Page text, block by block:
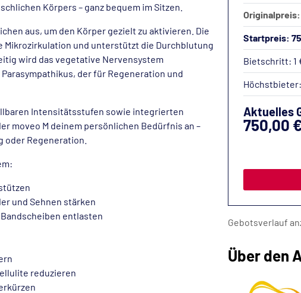
Startpreis:
Bietschritt: 1
Aktuelles
750,00
Gebotsverlauf
Über den
Körpers – ganz bequem im Sitzen.
aus, um den Körper gezielt zu aktivieren. Die
Mikrozirkulation und unterstützt die Durchblutung
wird das vegetative Nervensystem
der für Regeneration und
Intensitätsstufen sowie integrierten
moveo M deinem persönlichen Bedürfnis an –
oder Regeneration.
und Sehnen stärken
entlasten
reduzieren